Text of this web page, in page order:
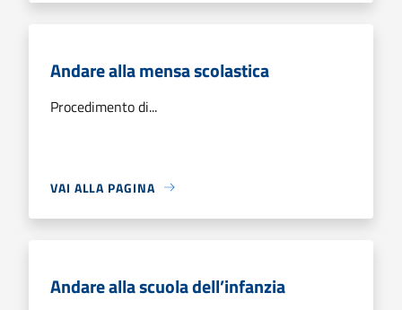
Andare alla mensa scolastica
Procedimento di...
VAI ALLA PAGINA
Andare alla scuola dell’infanzia